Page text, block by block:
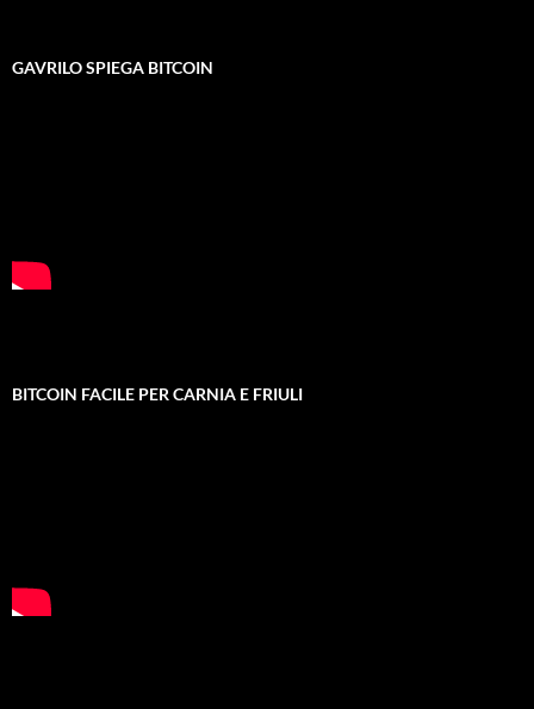
GAVRILO SPIEGA BITCOIN
BITCOIN FACILE PER CARNIA E FRIULI